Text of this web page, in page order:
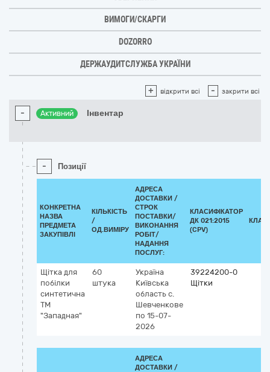
ВИМОГИ/СКАРГИ
DOZORRO
ДЕРЖАУДИТСЛУЖБА УКРАЇНИ
+ відкрити всі - закрити всі
- Активний Інвентар
- Позиції
КОНКРЕТНА
НАЗВА
ПРЕДМЕТА
ЗАКУПІВЛІ
КІЛЬКІСТЬ
/
ОД.ВИМІРУ
АДРЕСА
ДОСТАВКИ /
СТРОК
ПОСТАВКИ/
ВИКОНАННЯ
РОБІТ/
НАДАННЯ
ПОСЛУГ:
КЛАСИФІКАТОР
ДК 021:2015
(CPV)
Щітка для
побілки
синтетична
ТМ
"Западная"
60
штука
Україна
Київська
область с.
Шевченкове
по 15-07-
2026
39224200-0
Щітки
АДРЕСА
ДОСТАВКИ /